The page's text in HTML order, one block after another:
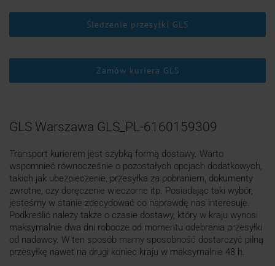
Śledzenie przesyłki GLS
Zamów kuriera GLS
GLS Warszawa GLS_PL-6160159309
Transport kurierem jest szybką formą dostawy. Warto
wspomnieć równocześnie o pozostałych opcjach dodatkowych,
takich jak ubezpieczenie, przesyłka za pobraniem, dokumenty
zwrotne, czy doręczenie wieczorne itp. Posiadając taki wybór,
jesteśmy w stanie zdecydować co naprawdę nas interesuje.
Podkreślić należy także o czasie dostawy, który w kraju wynosi
maksymalnie dwa dni robocze od momentu odebrania przesyłki
od nadawcy. W ten sposób mamy sposobność dostarczyć pilną
przesyłkę nawet na drugi koniec kraju w maksymalnie 48 h.